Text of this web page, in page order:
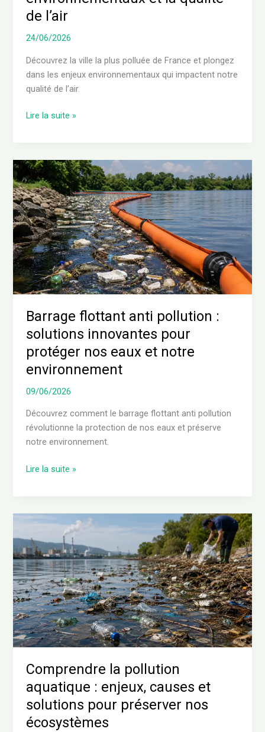
de l’air
24/06/2026
Découvrez la ville la plus polluée de France et plongez
dans les enjeux environnementaux qui impactent notre
qualité de l’air.
et
qualité
de
l’air
Lire la suite »
Barrage flottant anti pollution :
solutions innovantes pour
protéger nos eaux et notre
environnement
09/06/2026
Découvrez comment le barrage flottant anti pollution
révolutionne la protection de nos eaux et préserve
notre environnement.
Barrage
flottant
anti
pollution
:
solutions
innovantes
pour
protéger
nos
eaux
et
notre
environnement
Lire la suite »
Comprendre la pollution
aquatique : enjeux, causes et
solutions pour préserver nos
écosystèmes
pollution
aquatique
:
enjeux,
causes
et
solutions
pour
préserver
nos
écosystèmes